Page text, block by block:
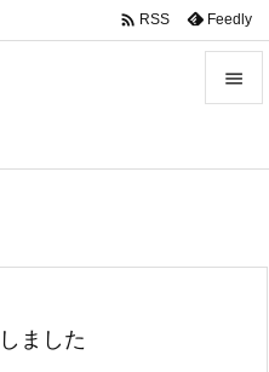

 RSS Feedly
ました